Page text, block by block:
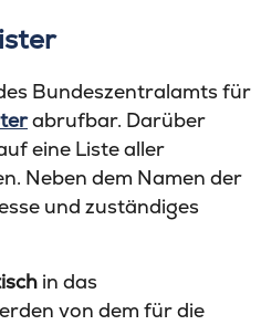
Bundeszentralamts für
abrufbar. Darüber
eine Liste aller
Neben dem Namen der
und zuständiges
in das
von dem für die